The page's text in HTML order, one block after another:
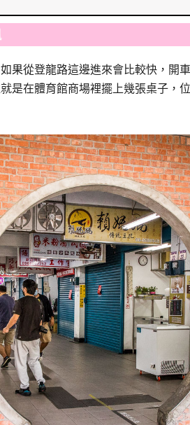
果從登龍路這邊進來會比較快，開
是在體育館商場裡擺上幾張桌子，